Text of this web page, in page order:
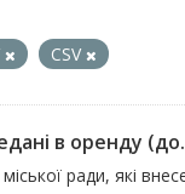
CSV
в оренду
ради, які